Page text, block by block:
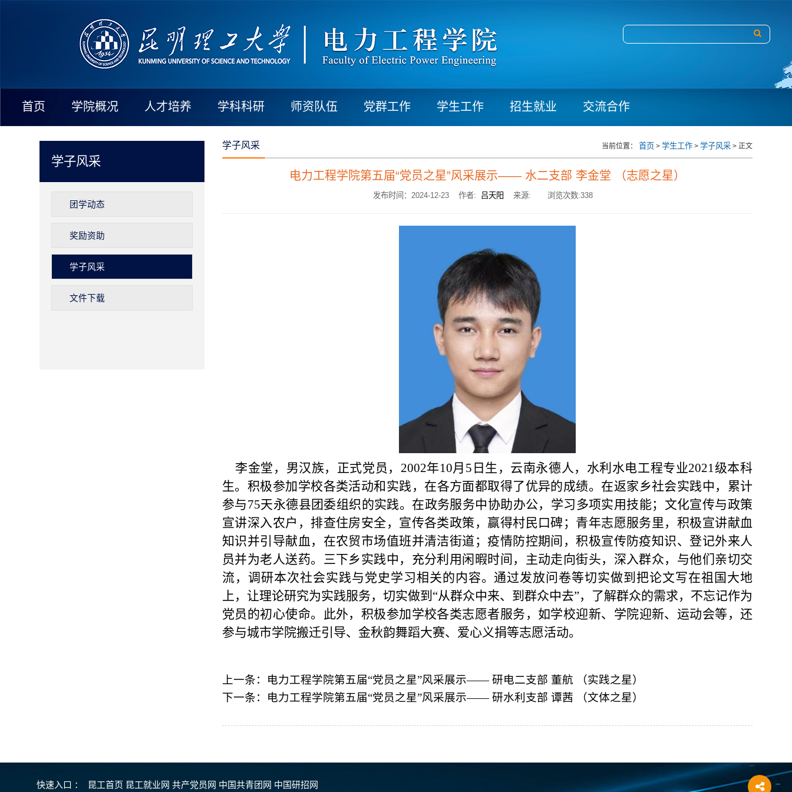
首页 学院概况 人才培养 学科科研 师资队伍 党群工作 学生工作 招生就业 交流合作
学子风采
团学动态
奖励资助
学子风采
文件下载
学子风采 当前位置： 首页 > 学生工作 > 学子风采 > 正文
电力工程学院第五届“党员之星”风采展示—— 水二支部 李金堂 （志愿之星）
发布时间：2024-12-23 作者: 吕天阳 来源: 浏览次数:338
李金堂，男汉族，正式党员， 2002年10月 5 日生，云南永德人，水利水电工程专业2021级本科
生。积极参加学校各类活动和实践，在各方面都取得了优异的成绩。 在返家乡社会实践中，累计
参与75天永德县团委组织的实践。在政务服务中协助办公，学习多项实用技能；文化宣传与政策
宣讲深入农户，排查住房安全，宣传各类政策，赢得村民口碑；青年志愿服务里，积极宣讲献血
知识并引导献血，在农贸市场值班并清洁街道；疫情防控期间，积极宣传防疫知识、登记外来人
员并为老人送药。三下乡实践中，充分利用闲暇时间，主动走向街头，深入群众，与他们亲切交
流，调研本次社会实践与党史学习相关的内容。通过发放问卷等切实做到把论文写在祖国大地
上，让理论研究为实践服务，切实做到“从群众中来、到群众中去”，了解群众的需求，不忘记作为
党员的初心使命。此外，积极参加学校各类志愿者服务， 如学校迎新、学院迎新、运动会等，还
参与城市学院搬迁引导、金秋韵舞蹈大赛、爱心义捐等志愿活动。
上一条： 电力工程学院第五届“党员之星”风采展示—— 研电二支部 董航 （实践之星）
下一条： 电力工程学院第五届“党员之星”风采展示—— 研水利支部 谭茜 （文体之星）
快速入口 ： 昆工首页 昆工就业网 共产党员网 中国共青团网 中国研招网